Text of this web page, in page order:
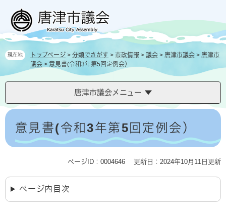
の
頭
ー
飛
本
文
現在地 トップページ > 分類でさがす > 市政情報 > 議会 > 唐津市議会 > 唐津市
議会 > 意見書(令和3年第5回定例会）
唐津市議会メニュー
本
意見書(令和3年第5回定例会）
ページID：0004646 更新日：2024年10月11日更新
ページ内目次